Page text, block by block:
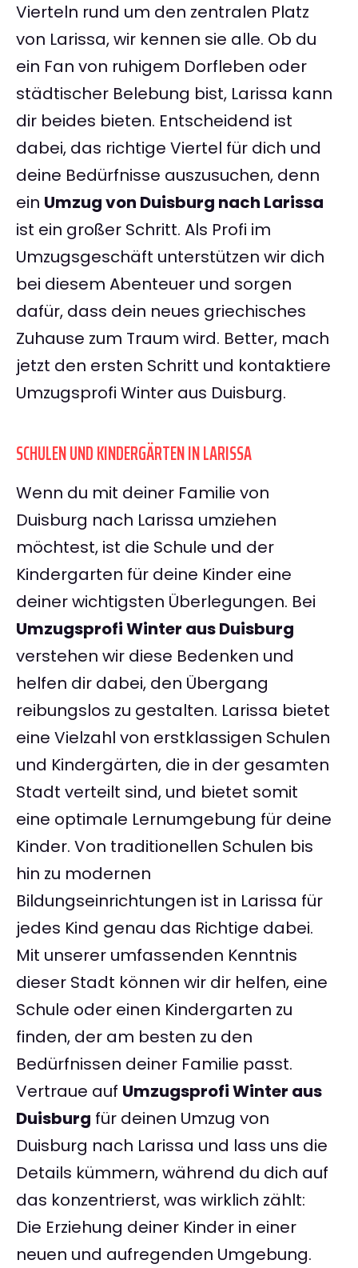
Vierteln rund um den zentralen Platz
von Larissa, wir kennen sie alle. Ob du
ein Fan von ruhigem Dorfleben oder
städtischer Belebung bist, Larissa kann
dir beides bieten. Entscheidend ist
dabei, das richtige Viertel für dich und
deine Bedürfnisse auszusuchen, denn
ein Umzug von Duisburg nach Larissa
ist ein großer Schritt. Als Profi im
Umzugsgeschäft unterstützen wir dich
bei diesem Abenteuer und sorgen
dafür, dass dein neues griechisches
Zuhause zum Traum wird. Better, mach
jetzt den ersten Schritt und kontaktiere
Umzugsprofi Winter aus Duisburg.
SCHULEN UND KINDERGÄRTEN IN LARISSA
Wenn du mit deiner Familie von
Duisburg nach Larissa umziehen
möchtest, ist die Schule und der
Kindergarten für deine Kinder eine
deiner wichtigsten Überlegungen. Bei
Umzugsprofi Winter aus Duisburg
verstehen wir diese Bedenken und
helfen dir dabei, den Übergang
reibungslos zu gestalten. Larissa bietet
eine Vielzahl von erstklassigen Schulen
und Kindergärten, die in der gesamten
Stadt verteilt sind, und bietet somit
eine optimale Lernumgebung für deine
Kinder. Von traditionellen Schulen bis
hin zu modernen
Bildungseinrichtungen ist in Larissa für
jedes Kind genau das Richtige dabei.
Mit unserer umfassenden Kenntnis
dieser Stadt können wir dir helfen, eine
Schule oder einen Kindergarten zu
finden, der am besten zu den
Bedürfnissen deiner Familie passt.
Vertraue auf Umzugsprofi Winter aus
Duisburg für deinen Umzug von
Duisburg nach Larissa und lass uns die
Details kümmern, während du dich auf
das konzentrierst, was wirklich zählt:
Die Erziehung deiner Kinder in einer
neuen und aufregenden Umgebung.